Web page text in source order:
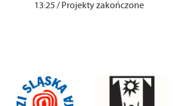
13:25 / Projekty zakończone